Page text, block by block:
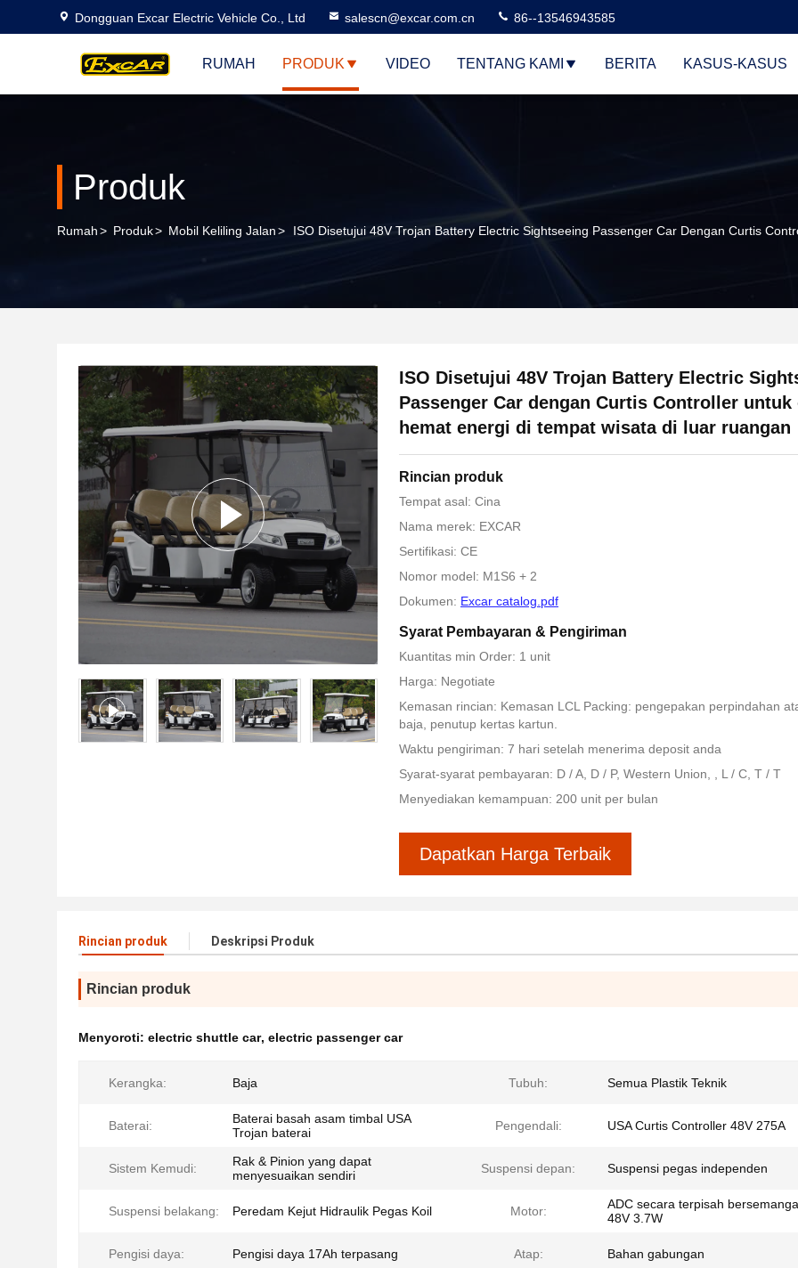
Dongguan Excar Electric Vehicle Co., Ltd salescn@excar.com.cn 86--13546943585
RUMAH PRODUK VIDEO TENTANG KAMI BERITA KASUS-KASUS
Produk
Rumah> Produk> Mobil Keliling Jalan> ISO Disetujui 48V Trojan Battery Electric Sightseeing Passenger Car Dengan Curtis
ISO Disetujui 48V Trojan Battery Electric
Passenger Car dengan Curtis Controller untuk
hemat energi di tempat wisata di luar ruangan
Rincian produk
Tempat asal: Cina
Nama merek: EXCAR
Sertifikasi: CE
Nomor model: M1S6 + 2
Dokumen: Excar catalog.pdf
Syarat Pembayaran & Pengiriman
Kuantitas min Order: 1 unit
Harga: Negotiate
Kemasan rincian: Kemasan LCL Packing: pengepakan perpindahan
baja, penutup kertas kartun.
Waktu pengiriman: 7 hari setelah menerima deposit anda
Syarat-syarat pembayaran: D / A, D / P, Western Union, , L / C, T / T
Menyediakan kemampuan: 200 unit per bulan
Dapatkan Harga Terbaik
Rincian produk Deskripsi Produk
Rincian produk
Menyoroti: electric shuttle car, electric passenger car
Kerangka: Baja Tubuh: Semua Plastik Teknik
Baterai:
Baterai basah asam timbal USA
Trojan baterai
Pengendali: USA Curtis Controller 48V 275A
Sistem Kemudi:
Rak & Pinion yang dapat
menyesuaikan sendiri
Suspensi depan: Suspensi pegas independen
Suspensi belakang: Peredam Kejut Hidraulik Pegas Koil Motor:
ADC secara terpisah
48V 3.7W
Pengisi daya: Pengisi daya 17Ah terpasang Atap: Bahan gabungan